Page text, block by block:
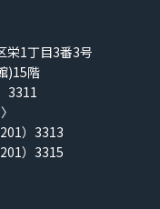
栄1丁目3番3号
)15階
3311
）3313
）3315